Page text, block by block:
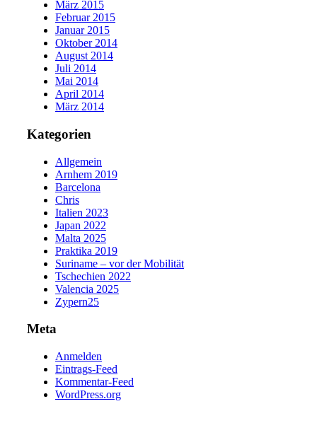
März 2015
Februar 2015
Januar 2015
Oktober 2014
August 2014
Juli 2014
Mai 2014
April 2014
März 2014
Kategorien
Allgemein
Arnhem 2019
Barcelona
Chris
Italien 2023
Japan 2022
Malta 2025
Praktika 2019
Suriname – vor der Mobilität
Tschechien 2022
Valencia 2025
Zypern25
Meta
Anmelden
Eintrags-Feed
Kommentar-Feed
WordPress.org